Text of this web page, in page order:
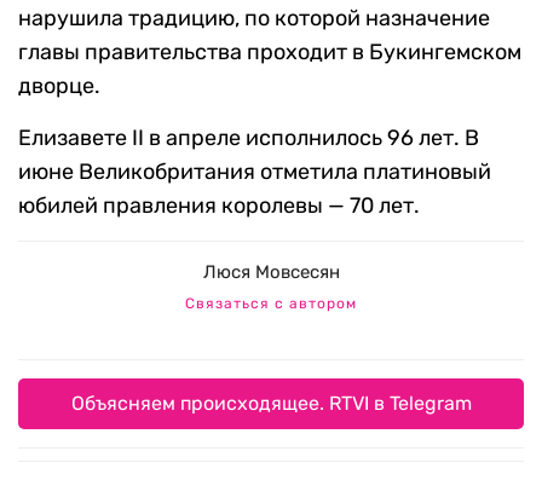
нарушила традицию, по которой назначение
главы правительства проходит в Букингемском
дворце.
Елизавете II в апреле исполнилось 96 лет. В
июне Великобритания отметила платиновый
юбилей правления королевы — 70 лет.
Люся Мовсесян
Связаться с автором
Объясняем происходящее. RTVI в Telegram